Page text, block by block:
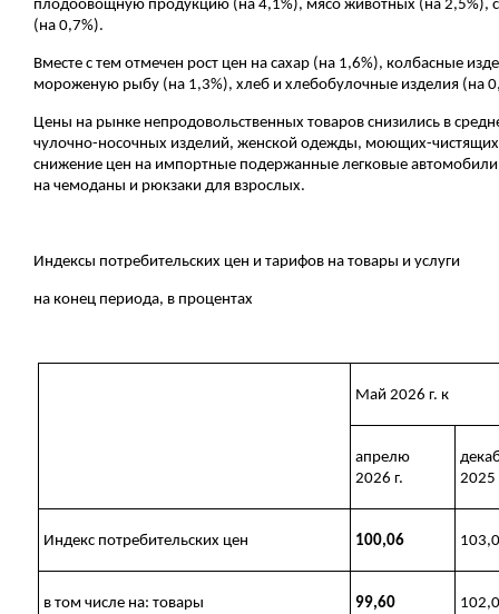
плодоовощную продукцию (на 4,1%), мясо животных (на
(на 0,7%).
Вместе с тем отмечен рост цен на сахар (на 1,6%), колбасные
мороженую рыбу (на 1,3%), хлеб и хлебобулочные изделия (на
Цены на рынке непродовольственных товаров снизились в
чулочно-носочных изделий, женской одежды, моющих-чистящих
снижение цен на импортные подержанные легковые
на чемоданы и рюкзаки для взрослых.
Индексы потребительских цен и тарифов на товары и услуги
на конец периода, в процентах
Май 2026 г. к
апрелю
2026 г.
2025
Индекс потребительских цен 100,06
в том числе на: товары 99,60